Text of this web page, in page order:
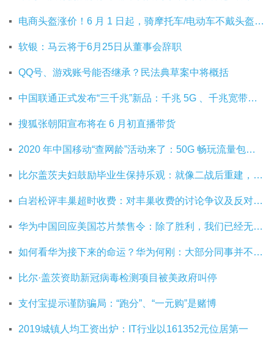
电商头盔涨价！6 月 1 日起，骑摩托车/电动车不戴头盔将被严查
软银：马云将于6月25日从董事会辞职
QQ号、游戏账号能否继承？民法典草案中将概括
中国联通正式发布“三千兆”新品：千兆 5G 、千兆宽带及千兆 Wi-Fi
搜狐张朝阳宣布将在 6 月初直播带货
2020 年中国移动“查网龄”活动来了：50G 畅玩流量包，钻石勋章宽带提速至 1000 M
比尔盖茨夫妇鼓励毕业生保持乐观：就像二战后重建，你们将引领潮流
白岩松评丰巢超时收费：对丰巢收费的讨论争议及反对其实是件好事
华为中国回应美国芯片禁售令：除了胜利，我们已经无路可走
如何看华为接下来的命运？华为何刚：大部分同事并不悲观
比尔·盖茨资助新冠病毒检测项目被美政府叫停
支付宝提示谨防骗局：“跑分”、“一元购”是赌博
2019城镇人均工资出炉：IT行业以161352元位居第一